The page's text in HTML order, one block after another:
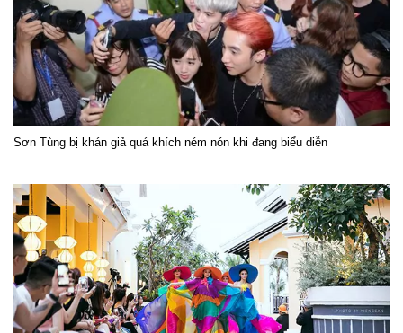
Sơn Tùng bị khán giả quá khích ném nón khi đang biểu diễn